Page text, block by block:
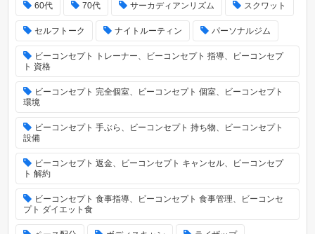
60代 70代 サーカディアンリズム スクワット
セルフトーク ナイトルーティン パーソナルジム
ビーコンセプト トレーナー、ビーコンセプト 指導、ビーコンセプ
ト 資格
ビーコンセプト 完全個室、ビーコンセプト 個室、ビーコンセプト
環境
ビーコンセプト 手ぶら、ビーコンセプト 持ち物、ビーコンセプト
設備
ビーコンセプト 返金、ビーコンセプト キャンセル、ビーコンセプ
ト 解約
ビーコンセプト 食事指導、ビーコンセプト 食事管理、ビーコンセ
プト ダイエット食